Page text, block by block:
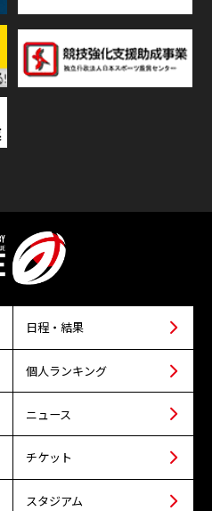
日程・結果
個人ランキング
ニュース
チケット
スタジアム